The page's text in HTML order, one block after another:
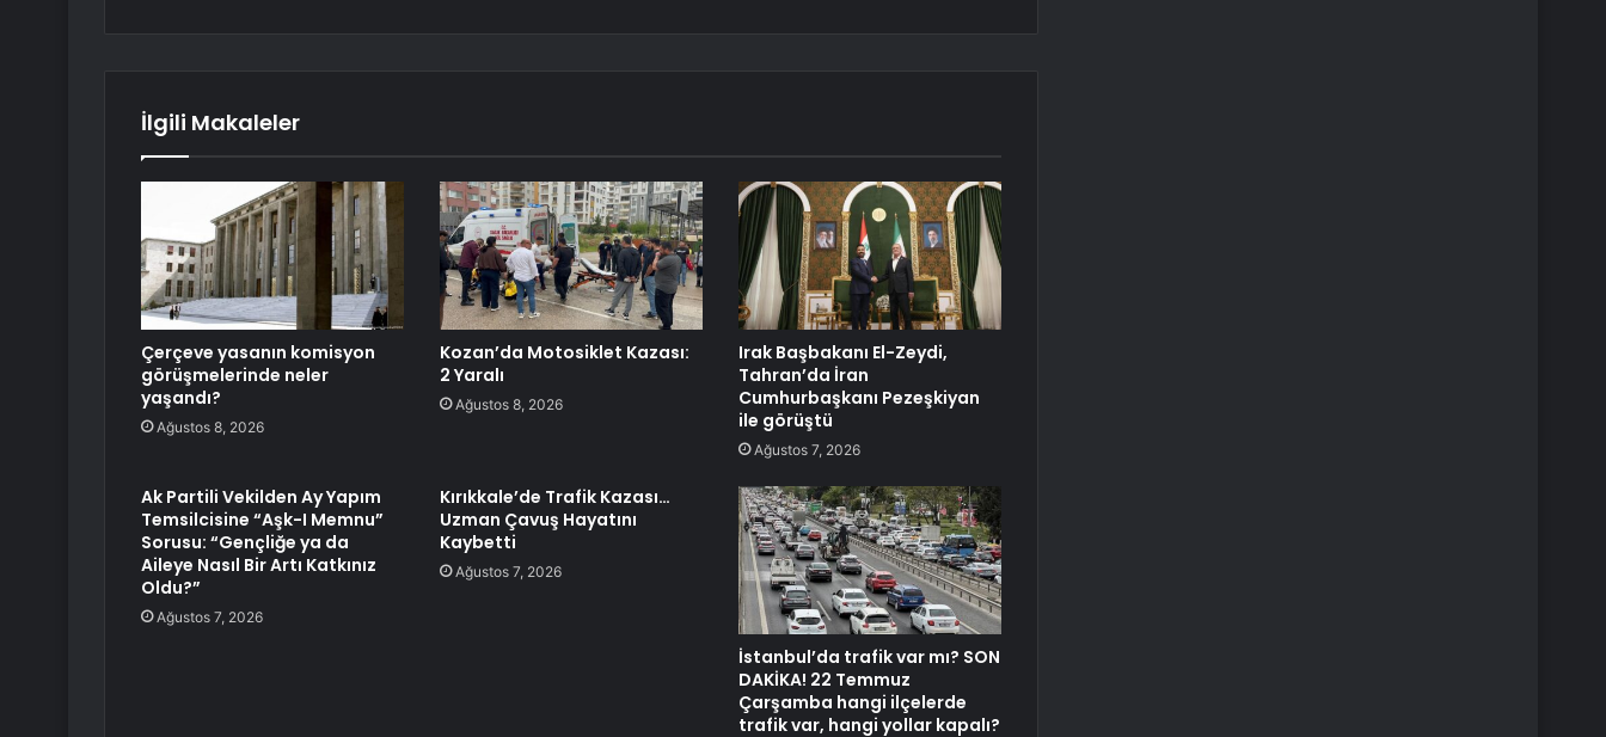
İlgili Makaleler
Çerçeve yasanın komisyon
görüşmelerinde neler
yaşandı?
Ağustos 8, 2026
Kozan’da Motosiklet Kazası:
2 Yaralı
Ağustos 8, 2026
Irak Başbakanı El-Zeydi,
Tahran’da İran
Cumhurbaşkanı Pezeşkiyan
ile görüştü
Ağustos 7, 2026
Ak Partili Vekilden Ay Yapım
Temsilcisine “Aşk-I Memnu”
Sorusu: “Gençliğe ya da
Aileye Nasıl Bir Artı Katkınız
Oldu?”
Ağustos 7, 2026
Kırıkkale’de Trafik Kazası…
Uzman Çavuş Hayatını
Kaybetti
Ağustos 7, 2026
İstanbul’da trafik var mı? SON
DAKİKA! 22 Temmuz
Çarşamba hangi ilçelerde
trafik var, hangi yollar kapalı?